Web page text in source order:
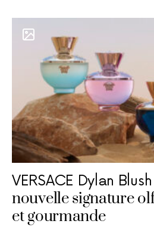
VERSACE Dylan
nouvelle signature
et gourmande